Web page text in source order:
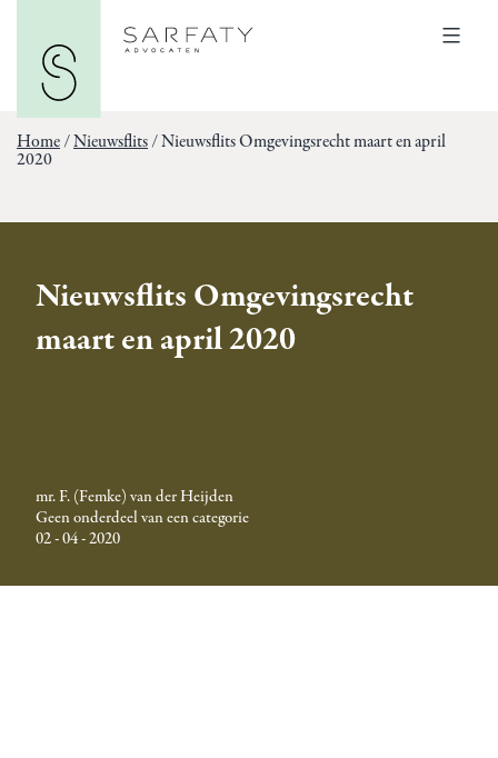
inhoud
Advocaten
Menu
Home/Nieuwsflits/Nieuwsflits Omgevingsrecht maart en april
2020
Nieuwsflits Omgevingsrecht
maart en april 2020
mr. F. (Femke) van der Heijden
Geen onderdeel van een categorie
02 - 04 - 2020